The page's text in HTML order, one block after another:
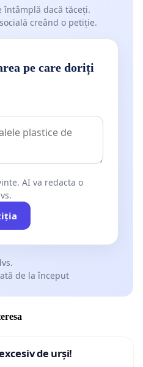
întâmplă dacă tăceți.
creând o petiție.
pe care doriți
AI va redacta o
de la început
de urși!